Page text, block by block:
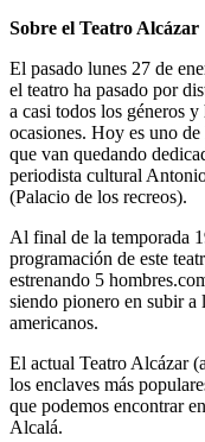
Sobre el Teatro Alcázar
El pasado lunes 27 de
el teatro ha pasado por
a casi todos los géneros
ocasiones. Hoy es uno
que van quedando
periodista cultural
(Palacio de los recreos).
Al final de la temporada
programación de este
estrenando 5
siendo pionero en subir a
americanos.
El actual Teatro Alcázar
los enclaves más
que podemos encontrar
Alcalá.